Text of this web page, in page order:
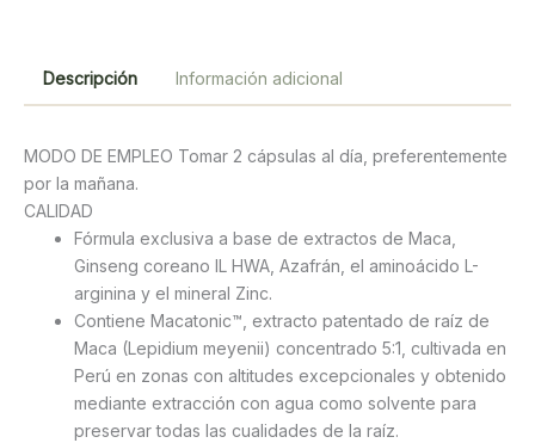
Descripción Información adicional
MODO DE EMPLEO Tomar 2 cápsulas al día, preferentemente
por la mañana.
CALIDAD
Fórmula exclusiva a base de extractos de Maca,
Ginseng coreano IL HWA, Azafrán, el aminoácido L-
arginina y el mineral Zinc.
Contiene Macatonic™, extracto patentado de raíz de
Maca (Lepidium meyenii) concentrado 5:1, cultivada en
Perú en zonas con altitudes excepcionales y obtenido
mediante extracción con agua como solvente para
preservar todas las cualidades de la raíz.